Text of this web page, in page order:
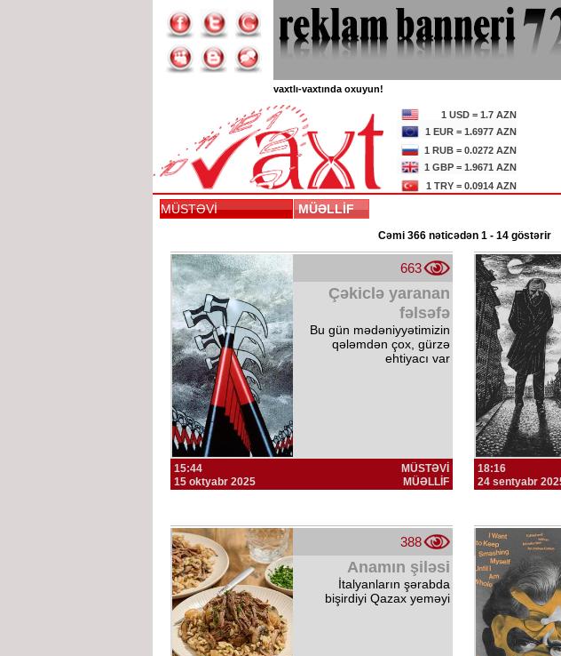
vaxtlı-vaxtında oxuyun!
1 USD = 1.7 AZN
1 EUR = 1.6977 AZN
1 RUB = 0.0272 AZN
1 GBP = 1.9671 AZN
1 TRY = 0.0914 AZN
MÜSTƏVİ MÜƏLLİF
Cəmi 366 nəticədən 1 - 14 göstərir
663
Çəkiclə yaranan
fəlsəfə
Bu gün mədəniyyətimizin
qələmdən çox, gürzə
ehtiyacı var
15:44
15 oktyabr 2025
MÜSTƏVİ
MÜƏLLİF
18:16
24 sentyabr
388
Anamın şiləsi
İtalyanların şərabda
bişirdiyi Qazax yeməyi